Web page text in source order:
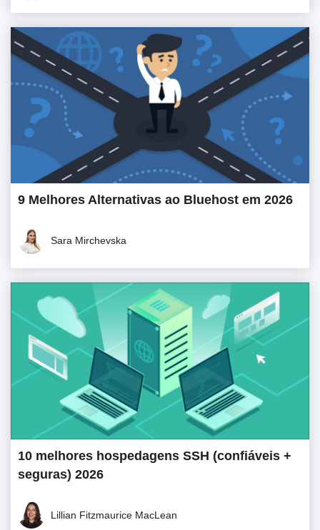
9 Melhores Alternativas ao Bluehost em 2026
Sara Mirchevska
10 melhores hospedagens SSH (confiáveis +
seguras) 2026
Lillian Fitzmaurice MacLean